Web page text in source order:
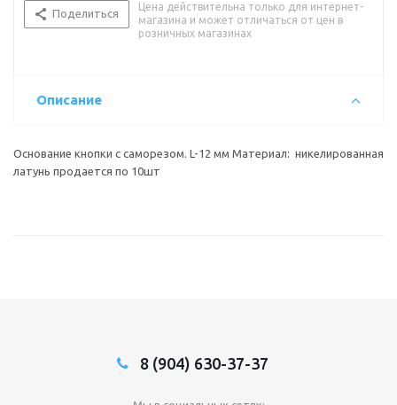
Поделиться
Цена действительна только для интернет-
магазина и может отличаться от цен в
розничных магазинах
Описание
Основание кнопки с саморезом. L-12 мм Материал: никелированная
латунь продается по 10шт
8 (904) 630-37-37